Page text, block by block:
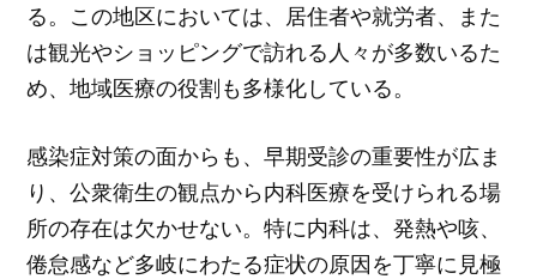
る。この地区においては、居住者や就労者、また
は観光やショッピングで訪れる人々が多数いるた
め、地域医療の役割も多様化している。
感染症対策の面からも、早期受診の重要性が広ま
り、公衆衛生の観点から内科医療を受けられる場
所の存在は欠かせない。特に内科は、発熱や咳、
倦怠感など多岐にわたる症状の原因を丁寧に見極